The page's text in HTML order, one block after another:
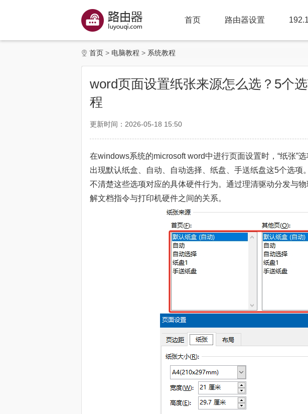
首页 路由器设置
首页 电脑教程 系统教程
word页面设置纸张来源怎么选？5个
程
更新时间：2026-05-18 15:50
在windows系统的microsoft word中进行页面设置时，“纸张”
出现默认纸盒、自动、自动选择、纸盘、手送纸盘这5个选项
不清楚这些选项对应的具体硬件行为。通过理清驱动分发与
解文档指令与打印机硬件之间的关系。